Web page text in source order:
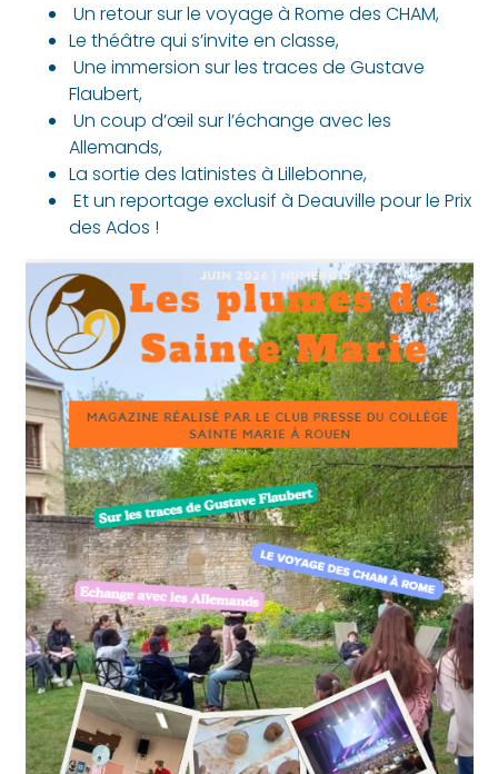
Un retour sur le voyage à Rome des CHAM,
Le théâtre qui s’invite en classe,
Une immersion sur les traces de Gustave
Flaubert,
Un coup d’œil sur l’échange avec les
Allemands,
La sortie des latinistes à Lillebonne,
Et un reportage exclusif à Deauville pour le Prix
des Ados !